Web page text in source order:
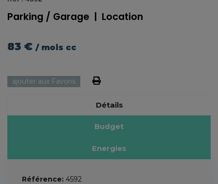
Parking / Garage | Location
83 €/ mois cc
ajouter aux Favoris
Détails
Budget
Energies
Référence: 4592